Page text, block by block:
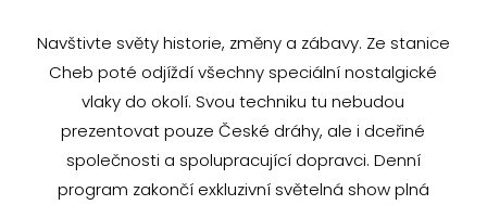
Navštivte světy historie, změny a zábavy. Ze stanice
Cheb poté odjíždí všechny speciální nostalgické
vlaky do okolí. Svou techniku tu nebudou
prezentovat pouze České dráhy, ale i dceřiné
společnosti a spolupracující dopravci. Denní
program zakončí exkluzivní světelná show plná